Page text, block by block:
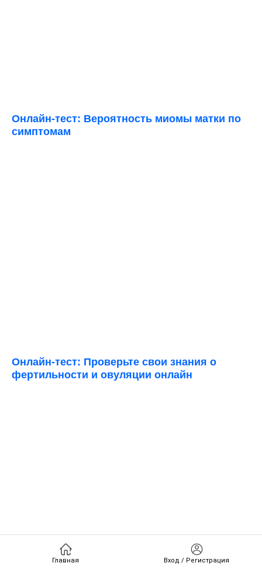
Главная Вход / Регистрация
Онлайн-тест: Вероятность миомы матки по
симптомам
Онлайн-тест: Проверьте свои знания о
фертильности и овуляции онлайн